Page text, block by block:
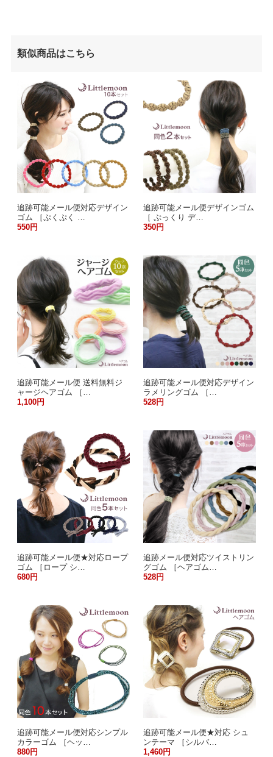
類似商品はこちら
追跡可能メール便対応デザイン
ゴム ［ぷくぷく …
550円
追跡可能メール便デザインゴム
［ ぷっくり デ…
350円
追跡可能メール便 送料無料ジ
ャージヘアゴム ［…
1,100円
追跡可能メール便対応デザイン
ラメリングゴム ［…
528円
追跡可能メール便★対応ロープ
ゴム ［ロープ シ…
680円
追跡メール便対応ツイストリン
グゴム ［ヘアゴム…
528円
追跡可能メール便対応シンプル
カラーゴム ［ヘッ…
880円
追跡可能メール便★対応 シュ
ンテーマ ［シルバ…
1,460円